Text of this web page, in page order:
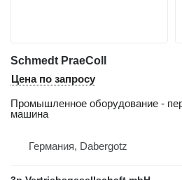
Schmedt PraeColl
Цена по запросу
Промышленное оборудование -
машина
Германия, Dabergotz